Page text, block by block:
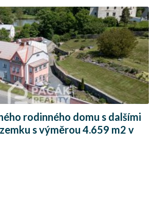
rodinného domu s dalšími
s výměrou 4.659 m2 v